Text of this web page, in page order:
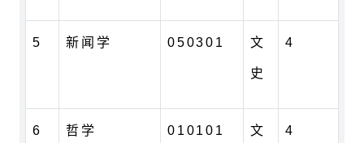
5 新闻学 050301 文
史
4
6 哲学 010101 文 4